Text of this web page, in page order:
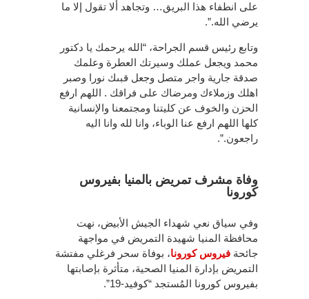
على انطفاء هذا البريق… وتجاهد ألا تقول إلا ما
يرضي الله.”.
وتابع رئيس قسم الجراحة، “الله يرحمك يا دكتور
محمد ويجعل عملك وسيرتك العطرة وعلمك
صدقة جارية واجر متصل وجعل قبىك نورا وصبر
اهلك وزملاءك ومرضاك على فراقك . اللهم ارفع
الحزن والخوف عن كليتنا ومجتمعنا والإنسانية
كلها اللهم ارفع عنا الوباء، وانا لله وانا اليه
راجعون.”.
وفاة مشرف تمريض بالمنيا بفيروس
كورونا
وفي سياق نعي شهداء الجيش الأبيض، نهت
محافظة المنيا شهيدة التمريض في مواجهة
جائحة فيروس كورونا، بوفاة سحر فرغلي مفتشة
التمريض بإدارة المنيا الصحية، متأثرة بإصابتها
بفيروس كورونا المُستجد “كوفيد-19”.